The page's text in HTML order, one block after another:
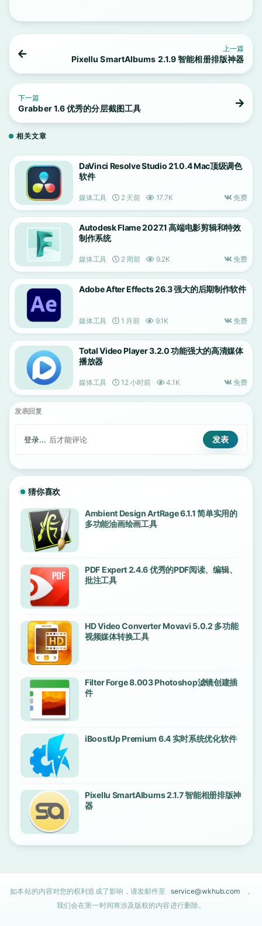
上一篇
Pixellu SmartAlbums 2.1.9 智能相册排版神器
下一篇
Grabber 1.6 优秀的分层截图工具
相关文章
DaVinci Resolve Studio 21.0.4 Mac顶级调色
软件
媒体工具 2 天前 17.7K 免费
Autodesk Flame 2027.1 高端电影剪辑和特效
制作系统
媒体工具 2 周前 9.2K 免费
Adobe After Effects 26.3 强大的后期制作软件
媒体工具 1 月前 9.1K 免费
Total Video Player 3.2.0 功能强大的高清媒体
播放器
媒体工具 12 小时前 4.1K 免费
发表回复
登录... 后才能评论
猜你喜欢
Ambient Design ArtRage 6.1.1 简单实用的
多功能油画绘画工具
PDF Expert 2.4.6 优秀的PDF阅读、编辑、
批注工具
HD Video Converter Movavi 5.0.2 多功能
视频媒体转换工具
Filter Forge 8.003 Photoshop滤镜创建插
件
iBoostUp Premium 6.4 实时系统优化软件
Pixellu SmartAlbums 2.1.7 智能相册排版神
器
如本站的内容对您的权利造成了影响，请发邮件至 service@wkhub.com
，
我们会在第一时间将涉及版权的内容进行删除。